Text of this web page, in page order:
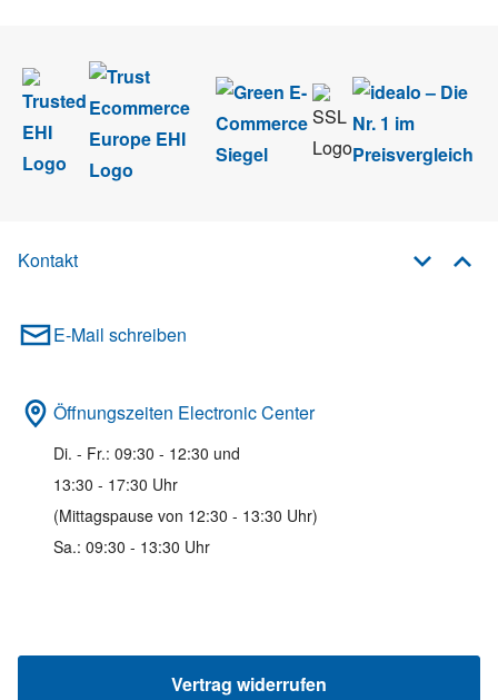
Kontakt
E-Mail schreiben
Öffnungszeiten Electronic Center
Di. - Fr.: 09:30 - 12:30 und
13:30 - 17:30 Uhr
(Mittagspause von 12:30 - 13:30 Uhr)
Sa.: 09:30 - 13:30 Uhr
Vertrag widerrufen